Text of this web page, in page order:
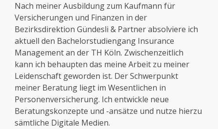
Nach meiner Ausbildung zum Kaufmann für
Versicherungen und Finanzen in der
Bezirksdirektion Gündesli & Partner absolviere ich
aktuell den Bachelorstudiengang Insurance
Management an der TH Köln. Zwischenzeitlich
kann ich behaupten das meine Arbeit zu meiner
Leidenschaft geworden ist. Der Schwerpunkt
meiner Beratung liegt im Wesentlichen in
Personenversicherung. Ich entwickle neue
Beratungskonzepte und -ansätze und nutze hierzu
sämtliche Digitale Medien.